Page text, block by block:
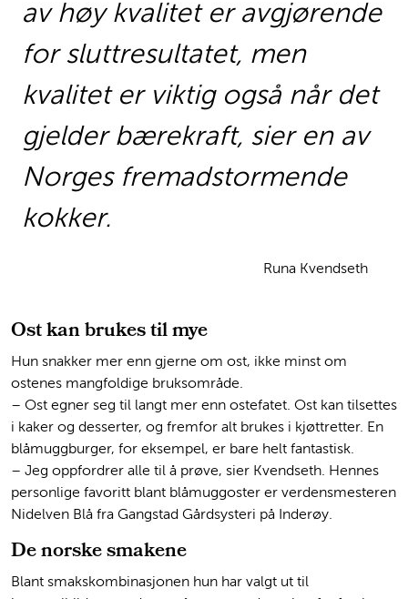
av høy kvalitet er avgjørende
for sluttresultatet, men
kvalitet er viktig også når det
gjelder bærekraft, sier en av
Norges fremadstormende
kokker.
Runa Kvendseth
Ost kan brukes til mye
Hun snakker mer enn gjerne om ost, ikke minst om
ostenes mangfoldige bruksområde.
– Ost egner seg til langt mer enn ostefatet. Ost kan tilsettes
i kaker og desserter, og fremfor alt brukes i kjøttretter. En
blåmuggburger, for eksempel, er bare helt fantastisk.
– Jeg oppfordrer alle til å prøve, sier Kvendseth. Hennes
personlige favoritt blant blåmuggoster er verdensmesteren
Nidelven Blå fra Gangstad Gårdsysteri på Inderøy.
De norske smakene
Blant smakskombinasjonen hun har valgt ut til